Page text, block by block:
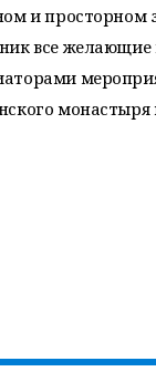
и просторном
все желающие
монастыря